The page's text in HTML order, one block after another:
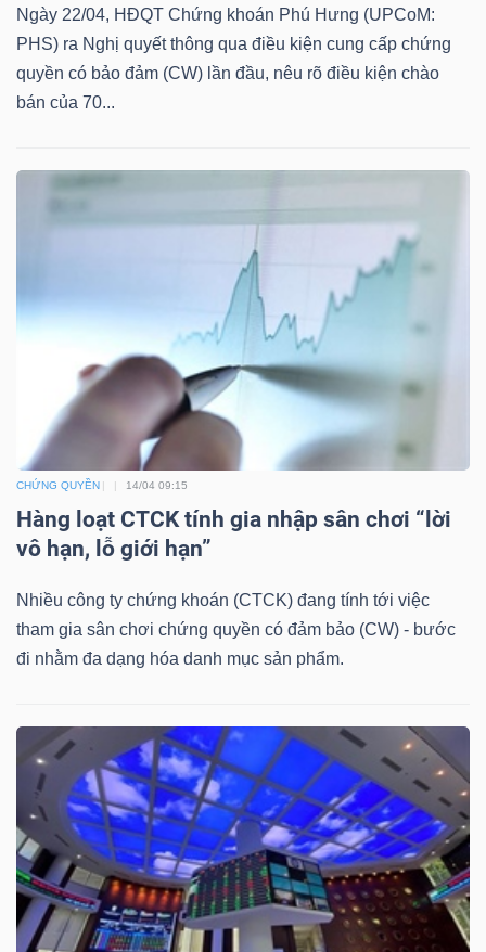
Ngày 22/04, HĐQT Chứng khoán Phú Hưng (UPCoM:
PHS) ra Nghị quyết thông qua điều kiện cung cấp chứng
quyền có bảo đảm (CW) lần đầu, nêu rõ điều kiện chào
bán của 70...
CHỨNG QUYỀN 14/04 09:15
Hàng loạt CTCK tính gia nhập sân chơi “lời
vô hạn, lỗ giới hạn”
Nhiều công ty chứng khoán (CTCK) đang tính tới việc
tham gia sân chơi chứng quyền có đảm bảo (CW) - bước
đi nhằm đa dạng hóa danh mục sản phẩm.
TIN
TRUYỀN
THÔNG
ÍCH
BẤT
ĐỘNG
SẢN
Mã
chứng
khoán